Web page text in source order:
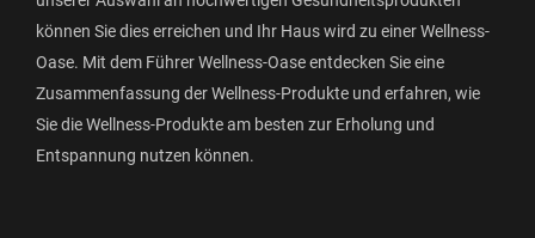
können Sie dies erreichen und Ihr Haus wird zu einer Wellness-
Oase. Mit dem Führer Wellness-Oase entdecken Sie eine
Zusammenfassung der Wellness-Produkte und erfahren, wie
Sie die Wellness-Produkte am besten zur Erholung und
Entspannung nutzen können.